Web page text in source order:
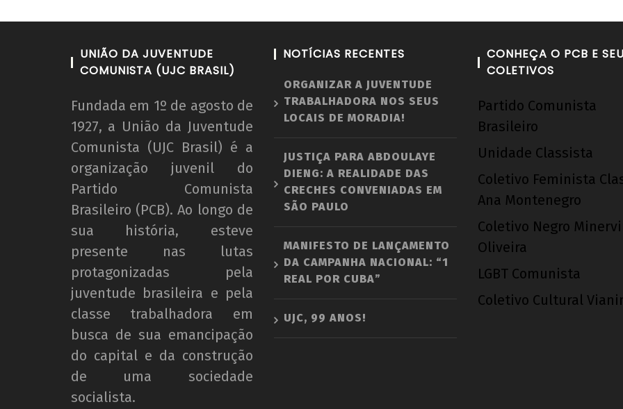
UNIÃO DA JUVENTUDE
COMUNISTA (UJC BRASIL)
Fundada em 1º de agosto de
1927, a União da Juventude
Comunista (UJC Brasil) é a
organização juvenil do
Partido Comunista
Brasileiro (PCB). Ao longo de
sua história, esteve
presente nas lutas
protagonizadas pela
juventude brasileira e pela
classe trabalhadora em
busca de sua emancipação
do capital e da construção
de uma sociedade
socialista.
NOTÍCIAS RECENTES
ORGANIZAR A JUVENTUDE
TRABALHADORA NOS SEUS
LOCAIS DE MORADIA!
JUSTIÇA PARA ABDOULAYE
DIENG: A REALIDADE DAS
CRECHES CONVENIADAS EM
SÃO PAULO
MANIFESTO DE LANÇAMENTO
DA CAMPANHA NACIONAL: “1
REAL POR CUBA”
UJC, 99 ANOS!
CONHEÇA O PCB E
COLETIVOS
Partido Comunista
Brasileiro
Unidade Classista
Coletivo Feminista
Ana Montenegro
Coletivo Negro
Oliveira
LGBT Comunista
Coletivo Cultural